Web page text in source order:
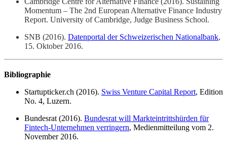
Momentum – The 2nd European Alternative Finance Industry
Report. University of Cambridge, Judge Business School.
SNB (2016). Datenportal der Schweizerischen Nationalbank,
15. Oktober 2016.
Bibliographie
Startupticker.ch (2016). Swiss Venture Capital Report, Edition
No. 4, Luzern.
Bundesrat (2016). Bundesrat will Markteintrittshürden für
Fintech-Unternehmen verringern, Medienmitteilung vom 2.
November 2016.